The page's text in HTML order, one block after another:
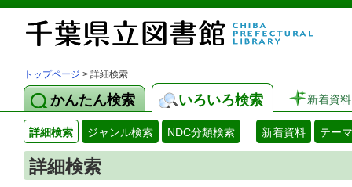
トップページ > 詳細検索
かんたん検索 いろいろ検索 新着資料
詳細検索 ジャンル検索 NDC分類検索 新着資料 テー
詳細検索